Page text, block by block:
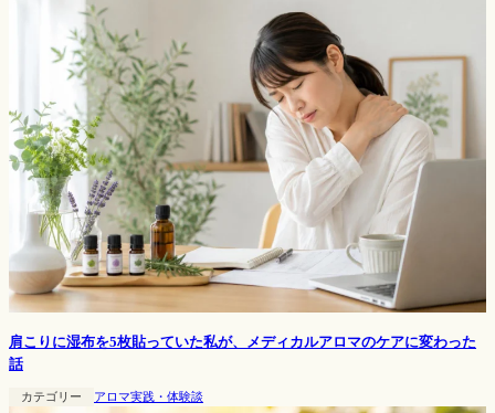
肩こりに湿布を5枚貼っていた私が、メディカルアロマのケアに変わった
話
カテゴリー アロマ実践・体験談